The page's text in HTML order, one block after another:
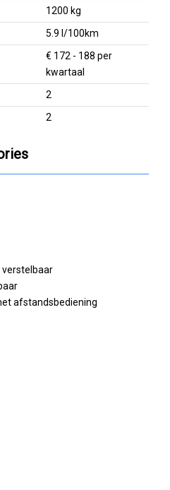
1200 kg
5.9 l/100km
€ 172 - 188 per
kwartaal
2
2
verstelbaar
afstandsbediening